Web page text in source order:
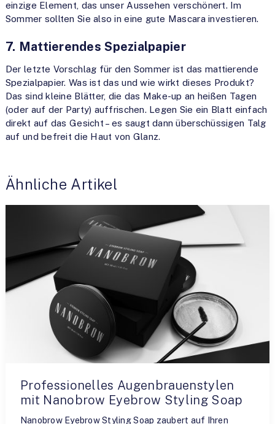
einzige Element, das unser Aussehen verschönert. Im
Sommer sollten Sie also in eine gute Mascara investieren.
7. Mattierendes Spezialpapier
Der letzte Vorschlag für den Sommer ist das mattierende
Spezialpapier. Was ist das und wie wirkt dieses Produkt?
Das sind kleine Blätter, die das Make-up an heißen Tagen
(oder auf der Party) auffrischen. Legen Sie ein Blatt einfach
direkt auf das Gesicht – es saugt dann überschüssigen Talg
auf und befreit die Haut von Glanz.
Ähnliche Artikel
Professionelles Augenbrauenstylen
mit Nanobrow Eyebrow Styling Soap
Nanobrow Eyebrow Styling Soap zaubert auf Ihren